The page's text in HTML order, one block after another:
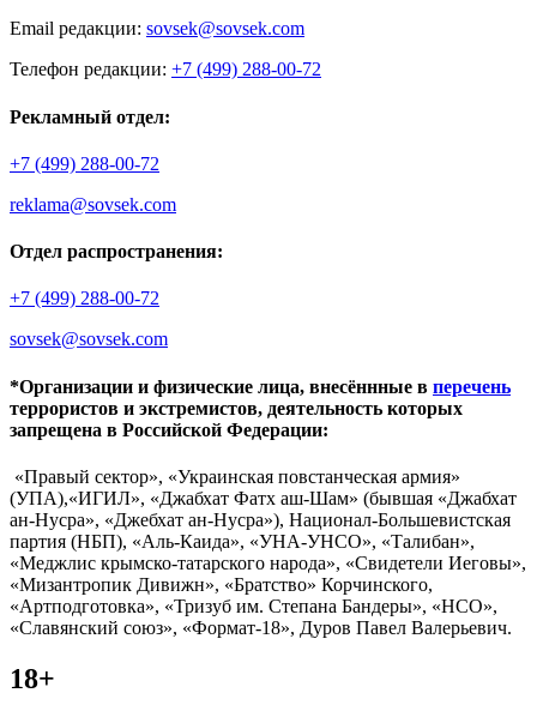
Email редакции: sovsek@sovsek.com
Телефон редакции: +7 (499) 288-00-72
Рекламный отдел:
+7 (499) 288-00-72
reklama@sovsek.com
Отдел распространения:
+7 (499) 288-00-72
sovsek@sovsek.com
*Организации и физические лица, внесённные в перечень
террористов и экстремистов, деятельность которых
запрещена в Российской Федерации:
«Правый сектор», «Украинская повстанческая армия»
(УПА),«ИГИЛ», «Джабхат Фатх аш-Шам» (бывшая «Джабхат
ан-Нусра», «Джебхат ан-Нусра»), Национал-Большевистская
партия (НБП), «Аль-Каида», «УНА-УНСО», «Талибан»,
«Меджлис крымско-татарского народа», «Свидетели Иеговы»,
«Мизантропик Дивижн», «Братство» Корчинского,
«Артподготовка», «Тризуб им. Степана Бандеры», «НСО»,
«Славянский союз», «Формат-18», Дуров Павел Валерьевич.
18+